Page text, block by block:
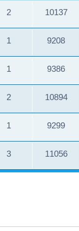
2 10137
1 9208
1 9386
2 10894
1 9299
3 11056